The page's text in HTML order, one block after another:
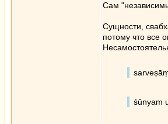
Сам
Сущности,
потому что все
śūnyam